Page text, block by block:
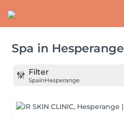
Spa in Hesperange
Filter
SpainHesperange